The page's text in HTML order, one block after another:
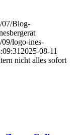
07/Blog-
09/logo-ines-
2025-08-11
nicht alles sofort